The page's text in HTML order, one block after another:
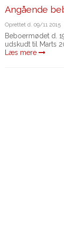
Angående
Oprettet d. 09/11 2015
Beboermødet d.
udskudt til Marts
Læs mere